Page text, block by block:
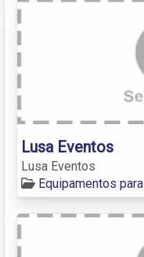
Lusa Eventos
Lusa Eventos
Equipamentos